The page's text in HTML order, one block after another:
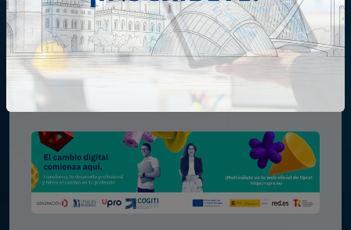
46011 Valencia, España